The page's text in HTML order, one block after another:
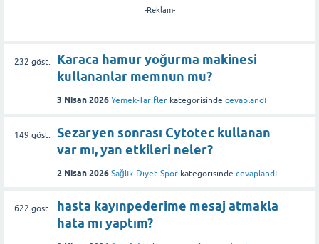
-Reklam-
232 göst.
Karaca hamur yoğurma makinesi
kullananlar memnun mu?
3 Nisan 2026 Yemek-Tarifler kategorisinde cevaplandı
149 göst.
Sezaryen sonrası Cytotec kullanan
var mı, yan etkileri neler?
2 Nisan 2026 Sağlık-Diyet-Spor kategorisinde cevaplandı
622 göst.
hasta kayınpederime mesaj atmakla
hata mı yaptım?